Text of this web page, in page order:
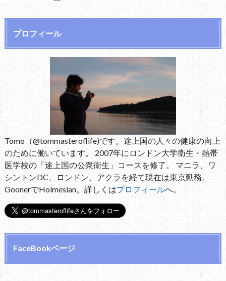
プロフィール
Tomo（@tommasteroflife)です。途上国の人々の健康の向上
のために働いています。 2007年にロンドン大学衛生・熱帯
医学校の「途上国の公衆衛生」コースを修了。 マニラ、ワ
シントンDC、ロンドン、アクラを経て現在は東京勤務。
GoonerでHolmesian。詳しくはプロフィールへ。
FaceBookページ